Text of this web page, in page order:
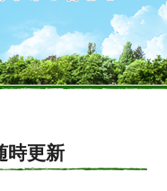
時更新